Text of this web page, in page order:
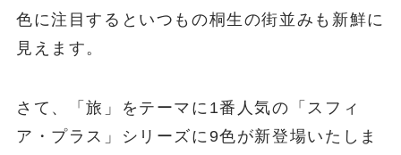
色に注目するといつもの桐生の街並みも新鮮に
見えます。
さて、「旅」をテーマに1番人気の「スフィ
ア・プラス」シリーズに9色が新登場いたしま